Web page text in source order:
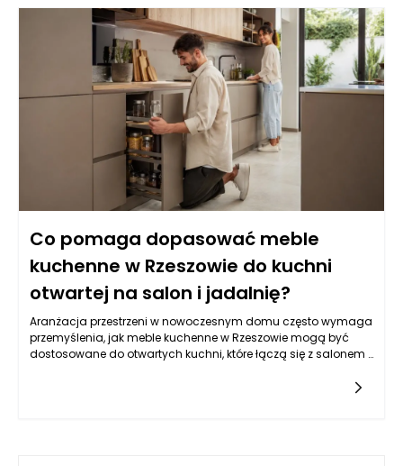
na techniczne aspekty budowy, ale także nadaje projektom
estetyczny wymiar, ułatwiając tworzenie oryginalnych
przestrzeni zarówno w obiektach komercyjnych, jak i
Co pomaga dopasować meble
kuchenne w Rzeszowie do kuchni
otwartej na salon i jadalnię?
Aranżacja przestrzeni w nowoczesnym domu często wymaga
przemyślenia, jak meble kuchenne w Rzeszowie mogą być
dostosowane do otwartych kuchni, które łączą się z salonem i